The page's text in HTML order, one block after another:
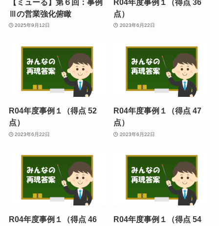
【ミューる】第６回：事例
Ⅲの営業強化俯瞰
2025年9月12日
R04年度事例１（得点 36
点）
2023年6月22日
R04年度事例１（得点 52
点）
2023年6月22日
R04年度事例１（得点 47
点）
2023年6月22日
R04年度事例１（得点 46
R04年度事例１（得点 54